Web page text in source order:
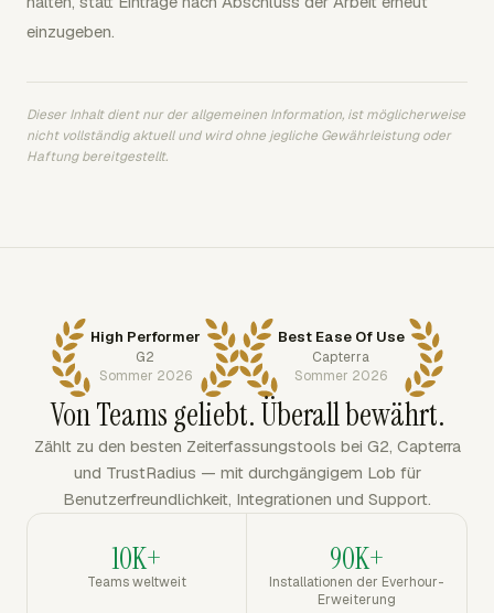
einzugeben.
Dieser Inhalt dient nur der allgemeinen Information, ist möglicherweise
nicht vollständig aktuell und wird ohne jegliche Gewährleistung oder
Haftung bereitgestellt.
High Performer
G2
Sommer 2026
Best Ease Of Use
Capterra
Sommer 2026
Von Teams geliebt. Überall bewährt.
Zählt zu den besten Zeiterfassungstools bei G2, Capterra
und TrustRadius — mit durchgängigem Lob für
Benutzerfreundlichkeit, Integrationen und Support.
10K+
Teams weltweit
90K+
Installationen der Everhour-
Erweiterung